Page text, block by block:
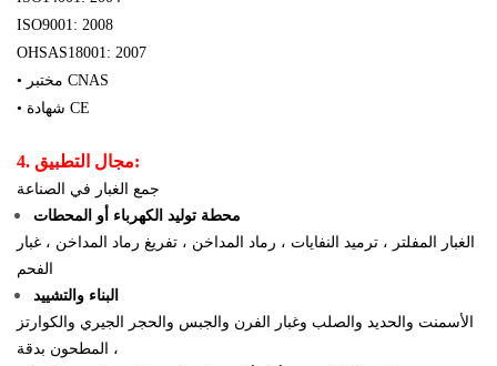
ISO9001: 2008
OHSAS18001: 2007
• مختبر CNAS
• شهادة CE
4. مجال التطبيق:
جمع الغبار في الصناعة
محطة توليد الكهرباء أو المحطات
الغبار المفلتر ، ترميد النفايات ، رماد المداخن ، تفريغ رماد المداخن ، غبار
الفحم
البناء والتشييد
الأسمنت والحديد والصلب وغبار الفرن والجبس والحجر الجيري والكوارتز
المطحون بدقة ،